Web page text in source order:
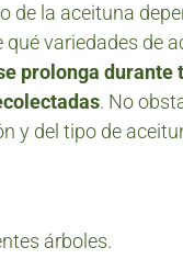
de la aceituna
variedades de
prolonga durante
. No
y del tipo de
árboles.